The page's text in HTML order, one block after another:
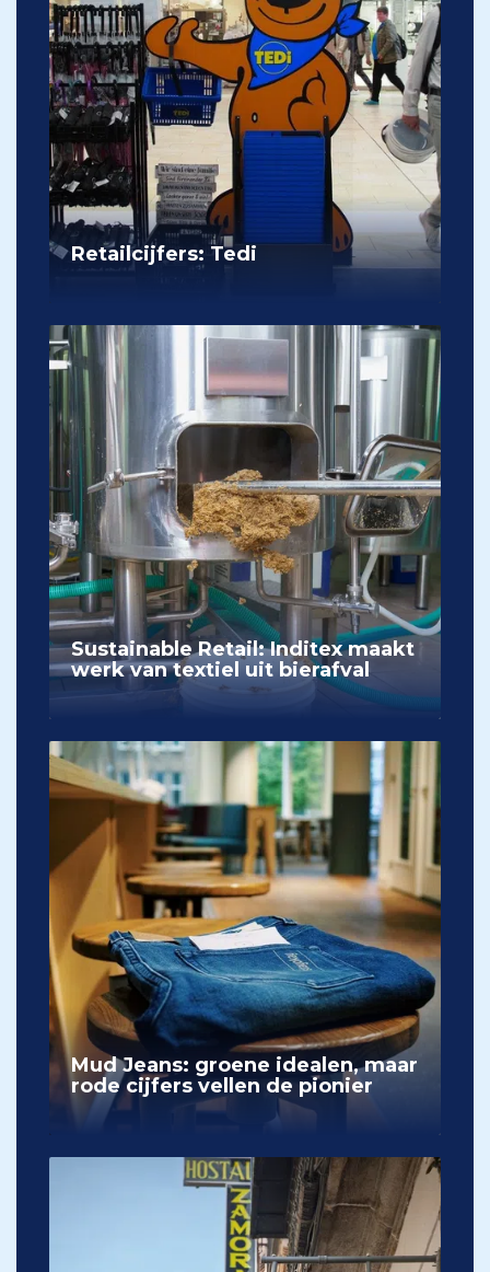
Retailcijfers: Tedi
Sustainable Retail: Inditex maakt
werk van textiel uit bierafval
Mud Jeans: groene idealen, maar
rode cijfers vellen de pionier